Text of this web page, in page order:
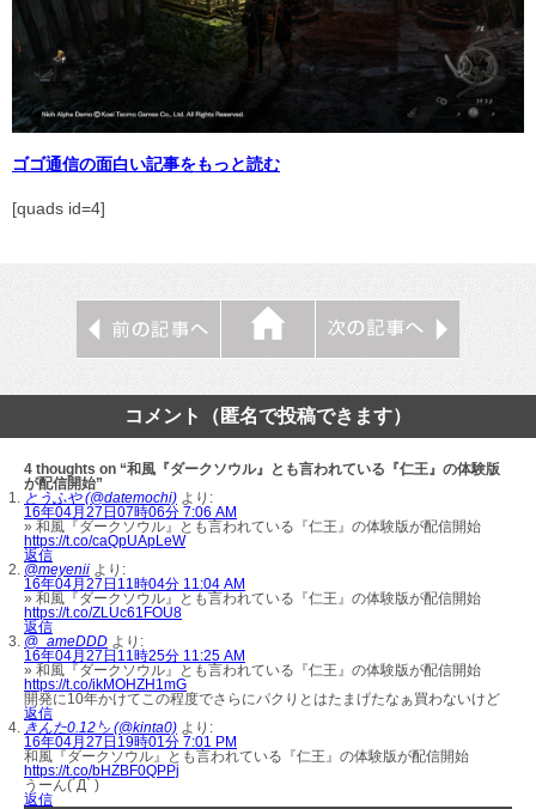
ゴゴ通信の面白い記事をもっと読む
[quads id=4]
コメント（匿名で投稿できます）
4 thoughts on “和風『ダークソウル』とも言われている『仁王』の体験版
が配信開始”
とうふや (@datemochi) より:
16年04月27日07時06分 7:06 AM
» 和風『ダークソウル』とも言われている『仁王』の体験版が配信開始
https://t.co/caQpUApLeW
返信
@meyenii より:
16年04月27日11時04分 11:04 AM
» 和風『ダークソウル』とも言われている『仁王』の体験版が配信開始
https://t.co/ZLUc61FOU8
返信
@_ameDDD より:
16年04月27日11時25分 11:25 AM
» 和風『ダークソウル』とも言われている『仁王』の体験版が配信開始
https://t.co/ikMOHZH1mG
開発に10年かけてこの程度でさらにパクりとはたまげたなぁ買わないけど
返信
きんた0.12㌧ (@kinta0) より:
16年04月27日19時01分 7:01 PM
和風『ダークソウル』とも言われている『仁王』の体験版が配信開始
https://t.co/bHZBF0QPPj
うーん(´Д` )
返信